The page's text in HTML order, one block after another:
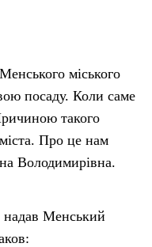
міського
посаду. Коли саме
такого
Про це нам
Володимирівна.
надав Менський